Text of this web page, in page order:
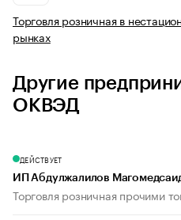
Торговля розничная в
рынках
Другие
ОКВЭД
ДЕЙСТВУЕТ
ИП Абдулжалилов
Торговля розничная прочими